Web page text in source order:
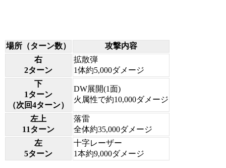
場所（ターン数）
攻撃内容
右
2ターン
拡散弾
1体約5,000ダメージ
下
1ターン
（次回4ターン）
DW展開(1面)
火属性で約10,000ダメージ
左上
11ターン
落雷
全体約35,000ダメージ
左
5ターン
十字レーザー
1本約9,000ダメージ